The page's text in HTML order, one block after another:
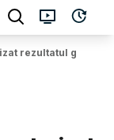
rezultatul